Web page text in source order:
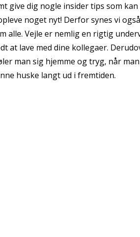
give dig nogle insider tips som
noget nyt! Derfor synes vi
alle. Vejle er nemlig en rigtig
at lave med dine kollegaer.
man sig hjemme og tryg, når
huske langt ud i fremtiden.